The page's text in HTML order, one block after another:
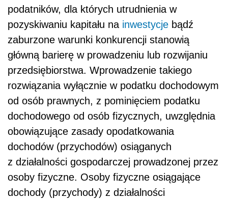
podatników, dla których utrudnienia w
pozyskiwaniu kapitału na inwestycje bądź
zaburzone warunki konkurencji stanowią
główną barierę w prowadzeniu lub rozwijaniu
przedsiębiorstwa. Wprowadzenie takiego
rozwiązania wyłącznie w podatku dochodowym
od osób prawnych, z pominięciem podatku
dochodowego od osób fizycznych, uwzględnia
obowiązujące zasady opodatkowania
dochodów (przychodów) osiąganych
z działalności gospodarczej prowadzonej przez
osoby fizyczne. Osoby fizyczne osiągające
dochody (przychody) z działalności